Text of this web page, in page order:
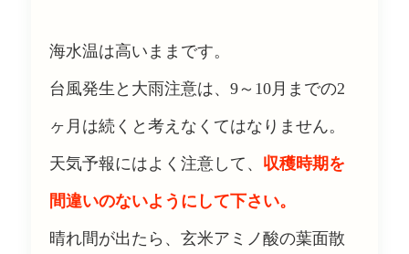
海水温は高いままです。
台風発生と大雨注意は、9～10月までの2
ヶ月は続くと考えなくてはなりません。
天気予報にはよく注意して、 収穫時期を
間違いのないようにして下さい。
晴れ間が出たら、玄米アミノ酸の葉面散